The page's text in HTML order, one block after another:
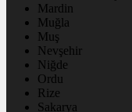
Mardin
Muğla
Muş
Nevşehir
Niğde
Ordu
Rize
Sakarya